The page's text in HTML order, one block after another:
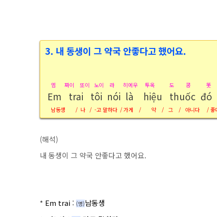
3. 내 동생이 그 약국 안좋다고 했어요.
엠 짜이 또이 노이 라 히에우 투옥 도 콩 똣
Em trai tôi nói là hiệu thuốc đó
남동생 / 나 / -고 말하다 / 가게 / 약 / 그 / 아니다 / 좋
(해석)
내 동생이 그 약국 안좋다고 했어요.
* Em trai : (명)남동생